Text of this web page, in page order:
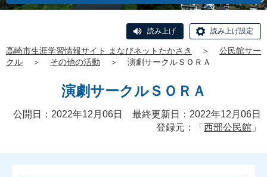
読み上げ 読み上げ設定
高崎市生涯学習情報サイト まなびネットたかさき ＞
公民館サー
クル
＞ その他の活動 ＞ 演劇サークルＳＯＲＡ
演劇サークルＳＯＲＡ
公開日：2022年12月06日 最終更新日：2022年12月06日
登録元：「 西部公民館 」